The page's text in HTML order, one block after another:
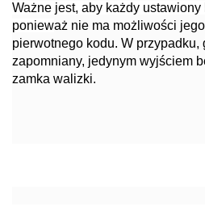
Ważne jest, aby każdy ustawiony
ponieważ nie ma możliwości
pierwotnego kodu. W przypadku,
zapomniany, jedynym wyjściem
zamka walizki.